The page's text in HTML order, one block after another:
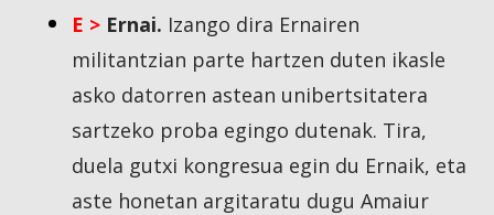
E > Ernai. Izango dira Ernairen
militantzian parte hartzen duten ikasle
asko datorren astean unibertsitatera
sartzeko proba egingo dutenak. Tira,
duela gutxi kongresua egin du Ernaik, eta
aste honetan argitaratu dugu Amaiur